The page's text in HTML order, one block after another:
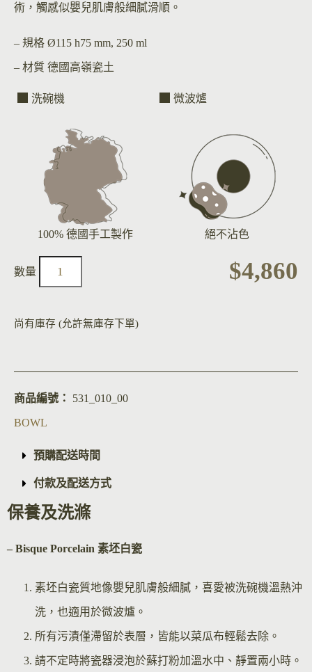
術，觸感似嬰兒肌膚般細膩滑順。
– 規格 Ø115 h75 mm, 250 ml
– 材質 德國高嶺瓷土
洗碗機 微波爐
100% 德國手工製作 絕不沾色
$4,860
尚有庫存 (允許無庫存下單)
商品編號： 531_010_00
BOWL
預購配送時間
付款及配送方式
保養及洗滌
– Bisque Porcelain 素坯白瓷
素坯白瓷質地像嬰兒肌膚般細膩，喜愛被洗碗機溫熱沖
洗，也適用於微波爐。
所有污漬僅滯留於表層，皆能以菜瓜布輕鬆去除。
請不定時將瓷器浸泡於蘇打粉加溫水中、靜置兩小時。